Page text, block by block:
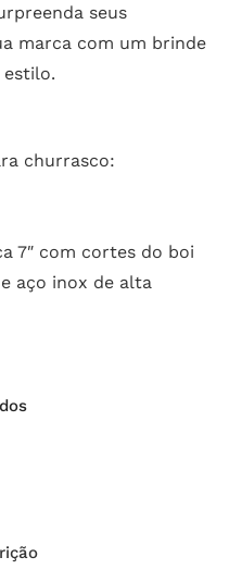
seus
marca com um brinde
estilo.
churrasco:
7″ com cortes do boi
aço inox de alta